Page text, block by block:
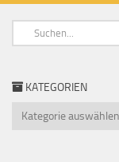
KATEGORIEN